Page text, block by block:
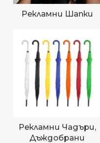
Рекламни Шапки
Рекламни Чадъри,
Дъждобрани